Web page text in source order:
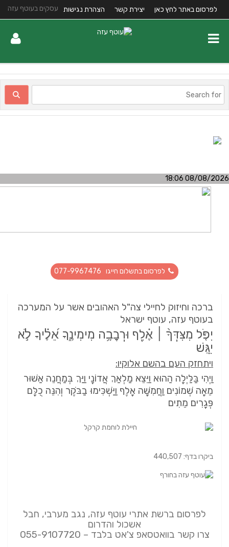
עסקים בעוטף עזה לפרסום באתר לחץ כאן יצירת קשר הצהרת נגישות
08/08/2026
לפרסום בתשלום חייגו 077-9967476
ברכה וחיזוק לחיילי צה"ל האהובים אשר על המערכה
בעוטף עזה, עוטף ישראל
יִפֹּ֤ל מִצִּדְּךָ֨ ׀ אֶ֗לֶף וּרְבָבָ֥ה מִימִינֶ֑ךָ אֵ֝לֶ֗יךָ לֹ֣א
יִגָּֽשׁ
ויתחזק העם בהשם אלוקיו:
וַיְהִי בַּלַּיְלָה הַהוּא וַיֵּצֵא מַלְאַךְ אֲדוֹנָי וַיַּךְ בְּמַחֲנֵה אַשּׁוּר
מֵאָה שְׁמוֹנִים וַחֲמִשָּׁה אָלֶף וַיַּשְׁכִּימוּ בַבֹּקֶר וְהִנֵּה כֻלָּם
פְּגָרִים מֵתִים
ביקרו בדף: 440,507
לפרסום ברשת אתרי עוטף עזה, נגב מערבי, חבל
אשכול והדרום
צרו קשר בוואטסאפ צ'אט בלבד – 055-9107720